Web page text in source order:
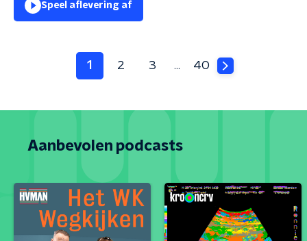
Speel aflevering af
1 2 3 … 40
Aanbevolen podcasts